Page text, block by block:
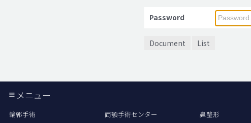
Password
Document List
メニュー
輪郭手術 両顎手術センター 鼻整形